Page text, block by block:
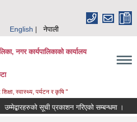
English नेपाली
नगर कार्यपालिकाको कार्यालय
स्वास्थ्य, पर्यटन र कृषि "
उम्मेद्बारहरुको सूची प्रकाशन गरिएको सम्बन्धमा ।